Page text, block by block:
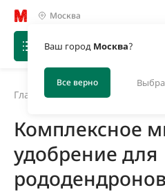
Москва
Ваш город Москва?
Все верно
Главная
Комплексное
удобрение для
рододендронов